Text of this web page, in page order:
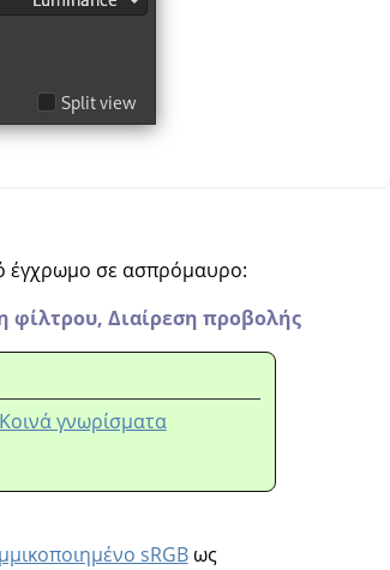
έγχρωμο σε ασπρόμαυρο:
φίλτρου, Διαίρεση προβολής
γνωρίσματα
sRGBως